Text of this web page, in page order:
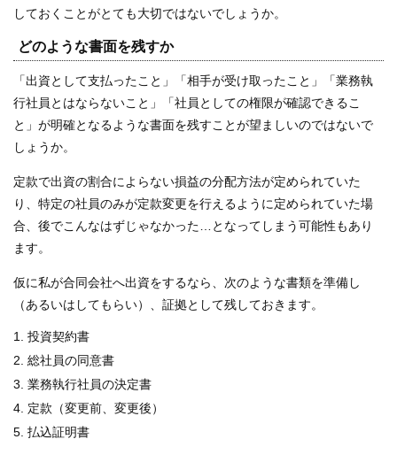
しておくことがとても大切ではないでしょうか。
どのような書面を残すか
「出資として支払ったこと」「相手が受け取ったこと」「業務執
行社員とはならないこと」「社員としての権限が確認できるこ
と」が明確となるような書面を残すことが望ましいのではないで
しょうか。
定款で出資の割合によらない損益の分配方法が定められていた
り、特定の社員のみが定款変更を行えるように定められていた場
合、後でこんなはずじゃなかった…となってしまう可能性もあり
ます。
仮に私が合同会社へ出資をするなら、次のような書類を準備し
（あるいはしてもらい）、証拠として残しておきます。
投資契約書
総社員の同意書
業務執行社員の決定書
定款（変更前、変更後）
払込証明書